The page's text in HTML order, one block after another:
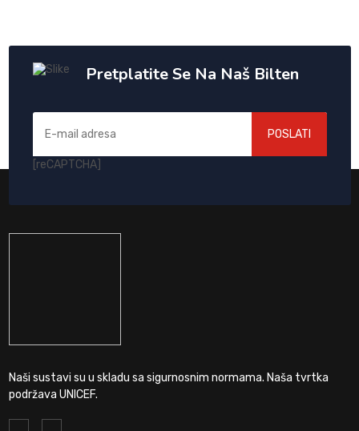
Pretplatite Se Na Naš Bilten
[reCAPTCHA]
POSLATI
Naši sustavi su u skladu sa sigurnosnim normama. Naša tvrtka
podržava UNICEF.